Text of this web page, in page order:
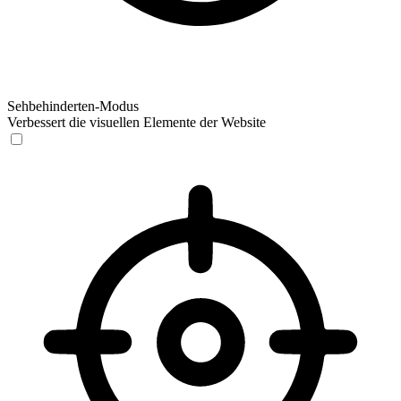
Sehbehinderten-Modus
Verbessert die visuellen Elemente der Website